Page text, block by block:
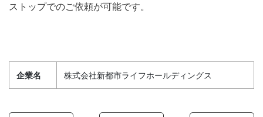
ストップでのご依頼が可能です。
企業名 株式会社新都市ライフホールディングス